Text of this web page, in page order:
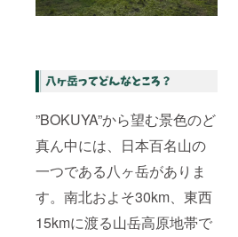
”BOKUYA”から望む景色のど
真ん中には、日本百名山の
一つである八ヶ岳がありま
す。南北およそ30km、東西
15kmに渡る山岳高原地帯で